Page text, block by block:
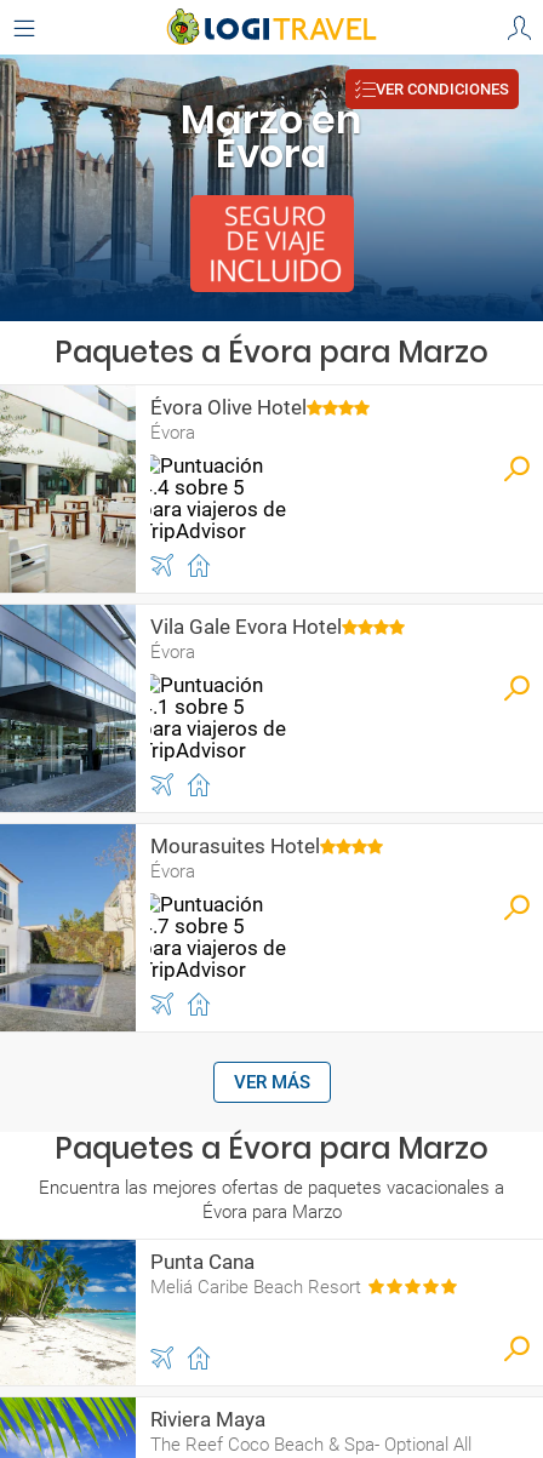
Marzo en
Évora
VER CONDICIONES
Paquetes a Évora para Marzo
Évora Olive Hotel
Évora
Vila Gale Evora Hotel
Évora
Mourasuites Hotel
Évora
VER MÁS
Paquetes a Évora para Marzo
Encuentra las mejores ofertas de paquetes vacacionales a
Évora para Marzo
Punta Cana
Meliá Caribe Beach Resort
Riviera Maya
The Reef Coco Beach & Spa- Optional All